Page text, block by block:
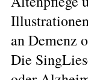
an Demenz
Die